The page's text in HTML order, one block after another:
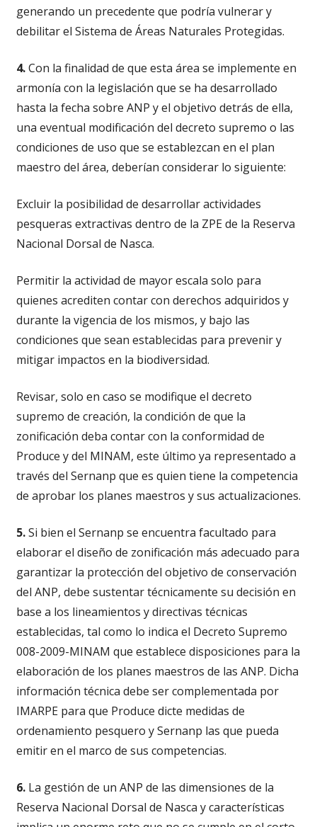
generando un precedente que podría vulnerar y
debilitar el Sistema de Áreas Naturales Protegidas.
4.Con la finalidad de que esta área se implemente en
armonía con la legislación que se ha desarrollado
hasta la fecha sobre ANP y el objetivo detrás de ella,
una eventual modificación del decreto supremo o las
condiciones de uso que se establezcan en el plan
maestro del área, deberían considerar lo siguiente:
Excluir la posibilidad de desarrollar actividades
pesqueras extractivas dentro de la ZPE de la Reserva
Nacional Dorsal de Nasca.
Permitir la actividad de mayor escala solo para
quienes acrediten contar con derechos adquiridos y
durante la vigencia de los mismos, y bajo las
condiciones que sean establecidas para prevenir y
mitigar impactos en la biodiversidad.
Revisar, solo en caso se modifique el decreto
supremo de creación, la condición de que la
zonificación deba contar con la conformidad de
Produce y del MINAM, este último ya representado a
través del Sernanp que es quien tiene la competencia
de aprobar los planes maestros y sus actualizaciones.
5.Si bien el Sernanp se encuentra facultado para
elaborar el diseño de zonificación más adecuado para
garantizar la protección del objetivo de conservación
del ANP, debe sustentar técnicamente su decisión en
base a los lineamientos y directivas técnicas
establecidas, tal como lo indica el Decreto Supremo
008-2009-MINAM que establece disposiciones para la
elaboración de los planes maestros de las ANP. Dicha
información técnica debe ser complementada por
IMARPE para que Produce dicte medidas de
ordenamiento pesquero y Sernanp las que pueda
emitir en el marco de sus competencias.
6.La gestión de un ANP de las dimensiones de la
Reserva Nacional Dorsal de Nasca y características